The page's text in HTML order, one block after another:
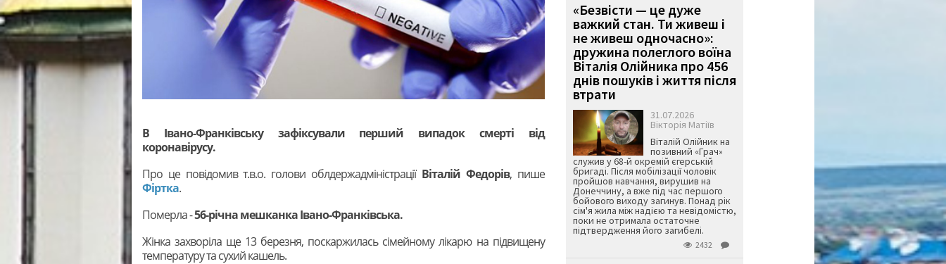
В Івано-Франківську зафіксували перший випадок смерті від
коронавірусу.
Про це повідомив т.в.о. голови облдержадміністрації Віталій Федорів, пише
Фіртка.
Померла -56-річна мешканка Івано-Франківська.
Жінка захворіла ще 13 березня, поскаржилась сімейному лікарю на підвищену
температуру та сухий кашель.
«Безвісти — це дуже
важкий стан. Ти живеш і
не живеш одночасно»:
дружина полеглого воїна
Віталія Олійника про 456
днів пошуків і життя після
втрати
31.07.2026
Вікторія Матіїв
Віталій Олійник на
позивний «Грач»
служив у 68-й окремій єгерській
бригаді. Після мобілізації чоловік
пройшов навчання, вирушив на
Донеччину, а вже під час першого
бойового виходу загинув. Понад рік
сім'я жила між надією та невідомістю,
поки не отримала остаточне
підтвердження його загибелі.
2432